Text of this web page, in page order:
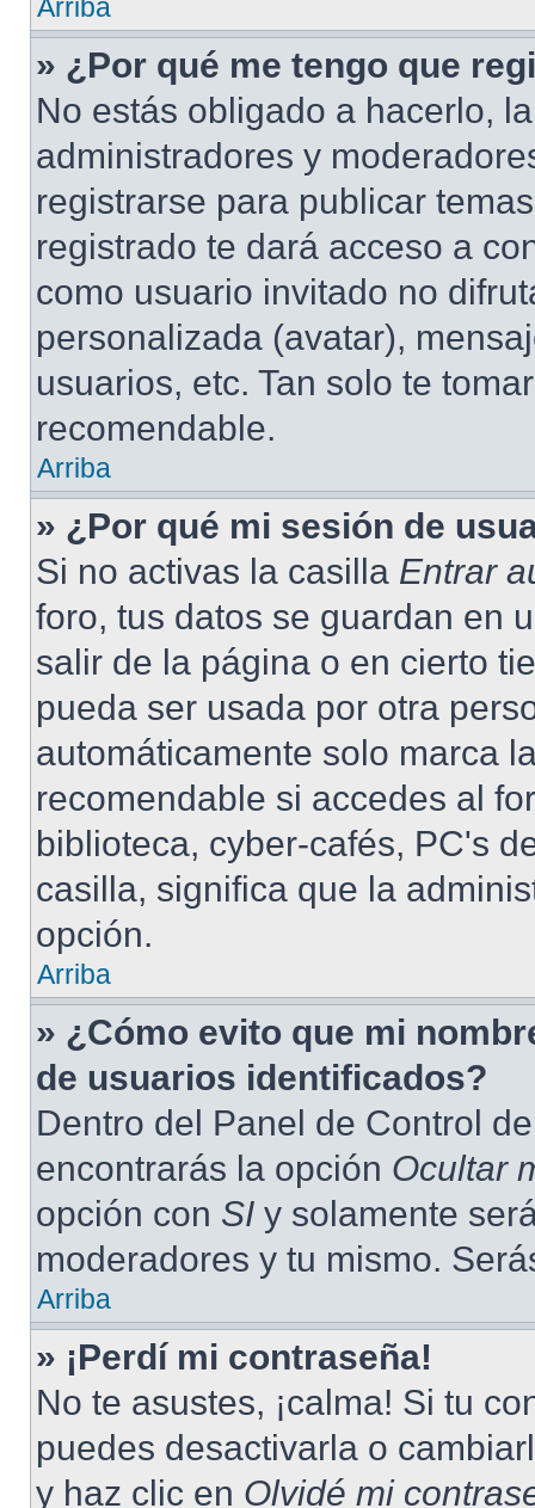
Arriba
» ¿Por qué me tengo que
No estás obligado a hacerlo,
administradores y
registrarse para publicar
registrado te dará acceso a
como usuario invitado no
personalizada (avatar),
usuarios, etc. Tan solo te
recomendable.
Arriba
» ¿Por qué mi sesión de
Si no activas la casilla Entrar
foro, tus datos se guardan en
salir de la página o en cierto
pueda ser usada por otra
automáticamente solo marca
recomendable si accedes al
biblioteca, cyber-cafés, PC's
casilla, significa que la
opción.
Arriba
» ¿Cómo evito que mi
de usuarios identificados?
Dentro del Panel de Control
encontrarás la opción Ocultar
opción con SI y solamente
moderadores y tu mismo.
Arriba
» ¡Perdí mi contraseña!
No te asustes, ¡calma! Si tu
puedes desactivarla o
y haz clic en Olvidé mi